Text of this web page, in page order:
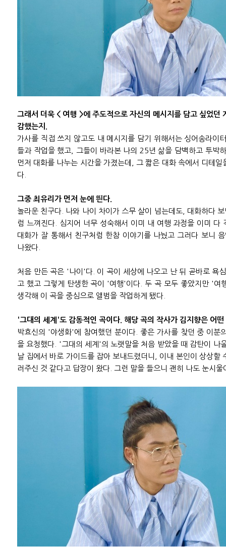
그래서 더욱 < 여행 >에 주도적으로 자신의 메시지를 담고 싶었던
감했는지.
가사를 직접 쓰지 않고도 내 메시지를 담기 위해서는 싱어송라이
들과 작업을 했고, 그들이 바라본 나의 25년 삶을 담백하고 투박
먼저 대화를 나누는 시간을 가졌는데, 그 짧은 대화 속에서 디테
다.
그중 최유리가 먼저 눈에 띈다.
놀라운 친구다. 나와 나이 차이가 스무 살이 넘는데도, 대화하다
럼 느껴진다. 심지어 너무 성숙해서 이미 내 여행 과정을 이미
대화가 잘 통해서 친구처럼 한참 이야기를 나눴고 그러다 보니
나왔다.
처음 만든 곡은 '나이'다. 이 곡이 세상에 나오고 난 뒤 곧바로 욕
고 했고 그렇게 탄생한 곡이 '여행'이다. 두 곡 모두 좋았지만 '여
생각해 이 곡을 중심으로 앨범을 작업하게 됐다.
'그대의 세계'도 감동적인 곡이다. 해당 곡의 작사가 김지향은 어떤
박효신의 '야생화'에 참여했던 분이다. 좋은 가사를 찾던 중 이분
을 요청했다. '그대의 세계'의 노랫말을 처음 받았을 때 감탄이 나
날 집에서 바로 가이드를 잡아 보내드렸더니, 이내 본인이 상상할
러주신 것 같다고 답장이 왔다. 그런 말을 들으니 괜히 나도 눈시울